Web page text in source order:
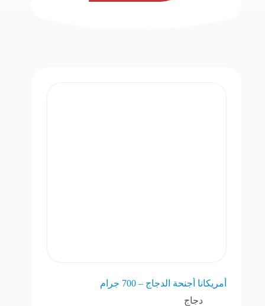
أمريكانا أجنحة الدجاج – 700 جرام
دجاج